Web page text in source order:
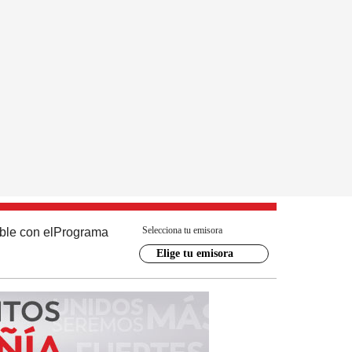
con el Programa Selecciona tu emisora
Elige tu emisora